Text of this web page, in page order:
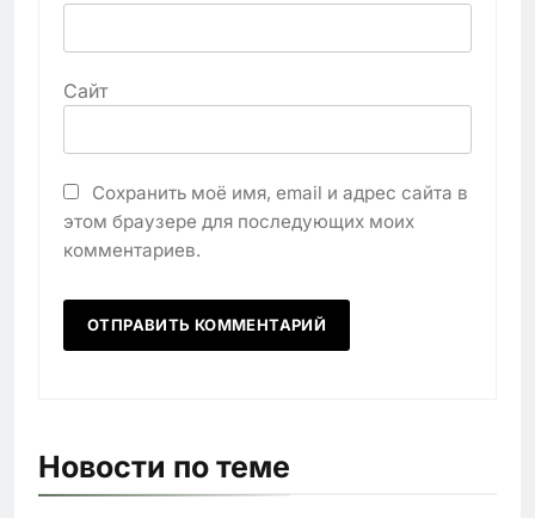
Сайт
Сохранить моё имя, email и адрес сайта в
этом браузере для последующих моих
комментариев.
Новости по теме